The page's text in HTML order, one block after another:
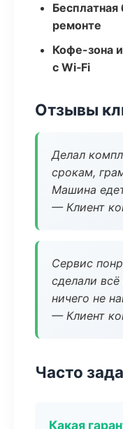
Бесплатная
ремонте
Кофе-зона
с Wi‑Fi
Отзывы
Делал
срокам,
Машина
— Клиент
Сервис
сделали
ничего не
— Клиент
Часто
Какая